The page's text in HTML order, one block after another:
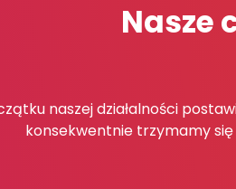
Nasze
naszej działalności
konsekwentnie trzymamy się